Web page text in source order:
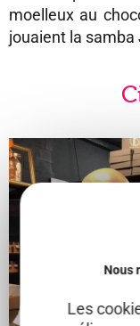
Nous
Les
moelleux au
jouaient la samba